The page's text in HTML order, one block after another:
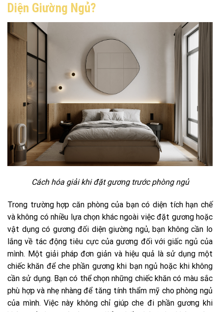
Diện Giường Ngủ?
Cách hóa giải khi đặt gương trước phòng ngủ
Trong trường hợp căn phòng của bạn có diện tích hạn chế
và không có nhiều lựa chọn khác ngoài việc đặt gương hoặc
vật dụng có gương đối diện giường ngủ, bạn không cần lo
lắng về tác động tiêu cực của gương đối với giấc ngủ của
mình. Một giải pháp đơn giản và hiệu quả là sử dụng một
chiếc khăn để che phần gương khi bạn ngủ hoặc khi không
cần sử dụng. Bạn có thể chọn những chiếc khăn có màu sắc
phù hợp và nhẹ nhàng để tăng tính thẩm mỹ cho phòng ngủ
của mình. Việc này không chỉ giúp che đi phần gương khi